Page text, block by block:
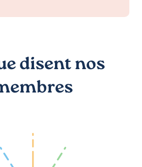
disent nos